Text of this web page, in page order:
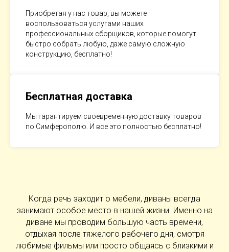
Приобретая у нас товар, вы можете
воспользоваться услугами наших
профессиональных сборщиков, которые помогут
быстро собрать любую, даже самую сложную
конструкцию, бесплатно!
Бесплатная доставка
Мы гарантируем своевременную доставку товаров
по Симферополю. И все это полностью бесплатно!
Когда речь заходит о мебели, диваны всегда
занимают особое место в нашей жизни. Именно на
диване мы проводим большую часть времени,
отдыхая после тяжелого рабочего дня, смотря
любимые фильмы или просто общаясь с близкими и